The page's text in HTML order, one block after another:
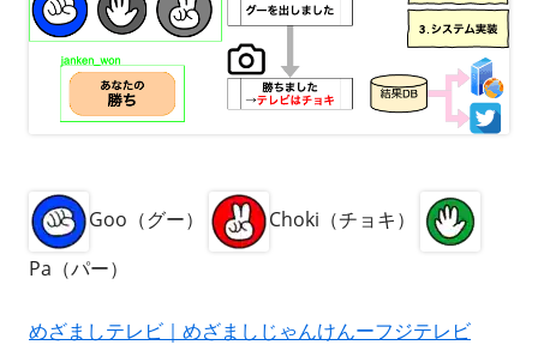
Goo（グー）
Choki（チョキ）
Pa（パー）
めざましテレビ｜めざましじゃんけんーフジテレビ